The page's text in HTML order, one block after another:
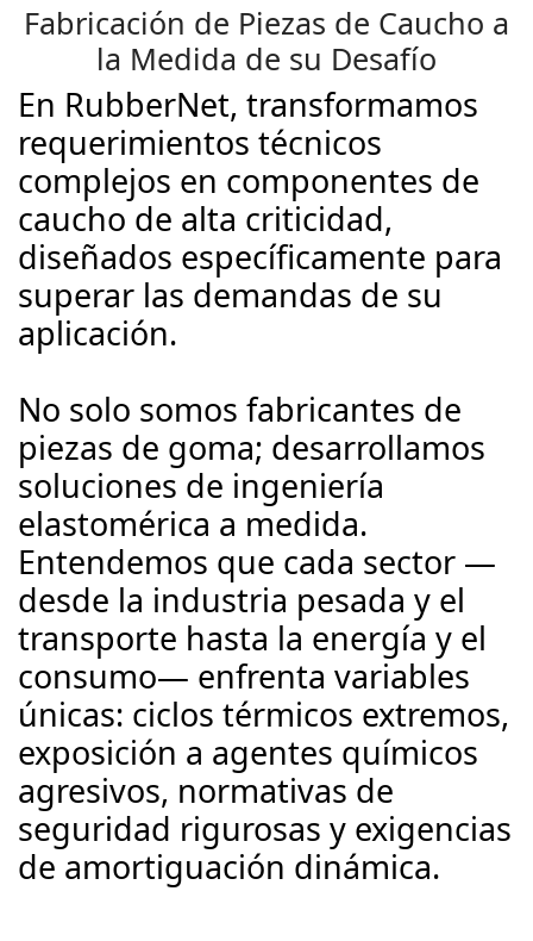
Fabricación de Piezas de Caucho a
la Medida de su Desafío
En RubberNet, transformamos
requerimientos técnicos
complejos en componentes de
caucho de alta criticidad,
diseñados específicamente para
superar las demandas de su
aplicación.
No solo somos fabricantes de
piezas de goma; desarrollamos
soluciones de ingeniería
elastomérica a medida.
Entendemos que cada sector —
desde la industria pesada y el
transporte hasta la energía y el
consumo— enfrenta variables
únicas: ciclos térmicos extremos,
exposición a agentes químicos
agresivos, normativas de
seguridad rigurosas y exigencias
de amortiguación dinámica.